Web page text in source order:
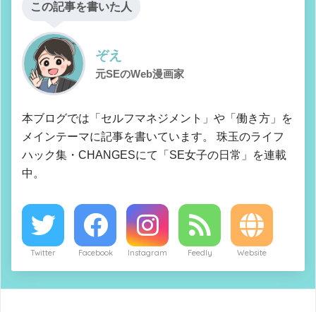
この記事を書いた人
ぞえ
元SEのWeb漫画家
本ブログでは「セルフマネジメント」や「働き方」を
メインテーマに記事を書いています。 珠玉のライフ
ハック集・CHANGESにて「SE女子の日常」を連載
中。
Twitter Facebook Instagram Feedly Website